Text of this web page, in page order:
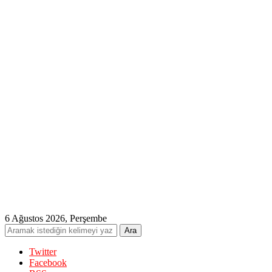
6 Ağustos 2026, Perşembe
Twitter
Facebook